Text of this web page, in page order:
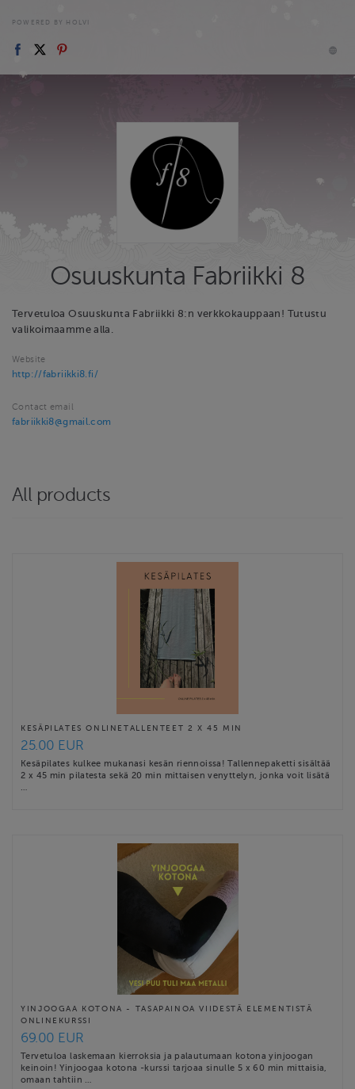
POWERED BY HOLVI
Osuuskunta Fabriikki 8
Tervetuloa Osuuskunta Fabriikki 8:n verkkokauppaan! Tutustu
valikoimaamme alla.
Website
http://fabriikki8.fi/
Contact email
fabriikki8@gmail.com
All products
KESÄPILATES ONLINETALLENTEET 2 X 45 MIN
25.00 EUR
Kesäpilates kulkee mukanasi kesän riennoissa! Tallennepaketti sisältää
2 x 45 min pilatesta sekä 20 min mittaisen venyttelyn, jonka voit lisätä
YINJOOGAA KOTONA - TASAPAINOA VIIDESTÄ ELEMENTISTÄ
ONLINEKURSSI
69.00 EUR
Tervetuloa laskemaan kierroksia ja palautumaan kotona yinjoogan
keinoin! Yinjoogaa kotona -kurssi tarjoaa sinulle 5 x 60 min mittaisia,
omaan tahtiin …